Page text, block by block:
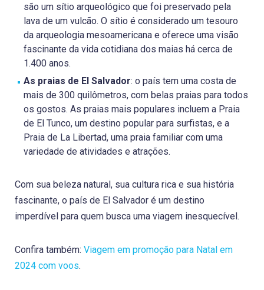
são um sítio arqueológico que foi preservado pela
lava de um vulcão. O sítio é considerado um tesouro
da arqueologia mesoamericana e oferece uma visão
fascinante da vida cotidiana dos maias há cerca de
1.400 anos.
As praias de El Salvador: o país tem uma costa de
mais de 300 quilômetros, com belas praias para todos
os gostos. As praias mais populares incluem a Praia
de El Tunco, um destino popular para surfistas, e a
Praia de La Libertad, uma praia familiar com uma
variedade de atividades e atrações.
Com sua beleza natural, sua cultura rica e sua história
fascinante, o país de El Salvador é um destino
imperdível para quem busca uma viagem inesquecível.
Confira também: Viagem em promoção para Natal em
2024 com voos.